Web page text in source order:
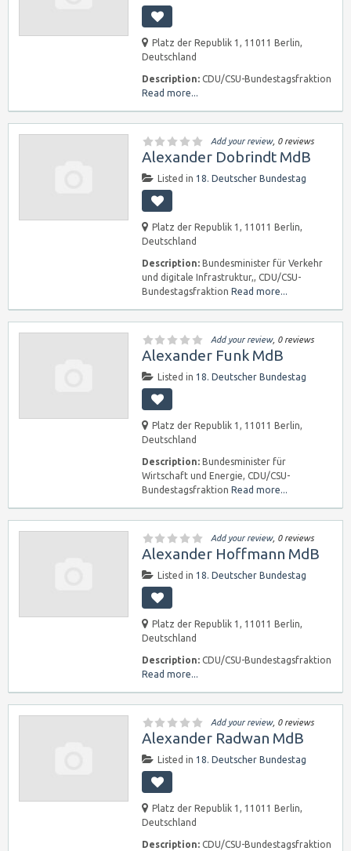
Platz der Republik 1, 11011 Berlin,
Deutschland
Description: CDU/CSU-Bundestagsfraktion
Read more...
Add your review, 0 reviews
Alexander Dobrindt MdB
Listed in 18. Deutscher Bundestag
Platz der Republik 1, 11011 Berlin,
Deutschland
Description: Bundesminister für Verkehr
und digitale Infrastruktur,, CDU/CSU-
Bundestagsfraktion Read more...
Add your review, 0 reviews
Alexander Funk MdB
Listed in 18. Deutscher Bundestag
Platz der Republik 1, 11011 Berlin,
Deutschland
Description: Bundesminister für
Wirtschaft und Energie, CDU/CSU-
Bundestagsfraktion Read more...
Add your review, 0 reviews
Alexander Hoffmann MdB
Listed in 18. Deutscher Bundestag
Platz der Republik 1, 11011 Berlin,
Deutschland
Description: CDU/CSU-Bundestagsfraktion
Read more...
Add your review, 0 reviews
Alexander Radwan MdB
Listed in 18. Deutscher Bundestag
Platz der Republik 1, 11011 Berlin,
Deutschland
Description: CDU/CSU-Bundestagsfraktion